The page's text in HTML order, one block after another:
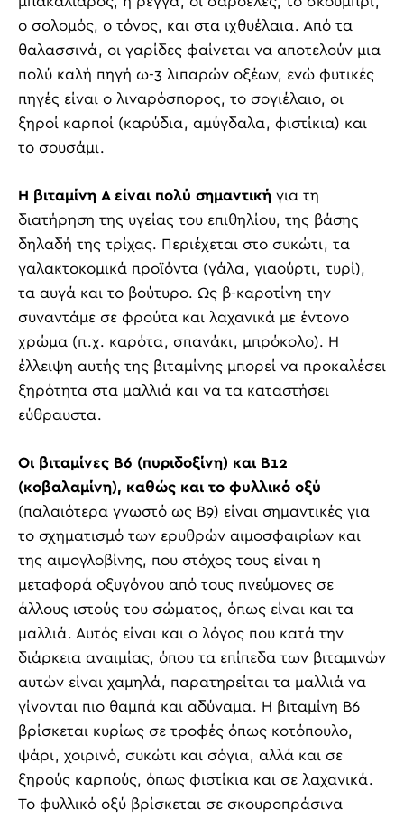
ο σολομός, ο τόνος, και στα ιχθυέλαια. Από τα
θαλασσινά, οι γαρίδες φαίνεται να αποτελούν μια
πολύ καλή πηγή ω-3 λιπαρών οξέων, ενώ φυτικές
πηγές είναι ο λιναρόσπορος, το σογιέλαιο, οι
ξηροί καρποί (καρύδια, αμύγδαλα, φιστίκια) και
το σουσάμι.
H βιταμίνη A είναι πολύ σημαντική για τη
διατήρηση της υγείας του επιθηλίου, της βάσης
δηλαδή της τρίχας. Περιέχεται στο συκώτι, τα
γαλακτοκομικά προϊόντα (γάλα, γιαούρτι, τυρί),
τα αυγά και το βούτυρο. Ως β-καροτίνη την
συναντάμε σε φρούτα και λαχανικά με έντονο
χρώμα (π.χ. καρότα, σπανάκι, μπρόκολο). H
έλλειψη αυτής της βιταμίνης μπορεί να προκαλέσει
ξηρότητα στα μαλλιά και να τα καταστήσει
εύθραυστα.
Οι βιταμίνες Β6 (πυριδοξίνη) και Β12
(κοβαλαμίνη), καθώς και το φυλλικό οξύ
(παλαιότερα γνωστό ως B9) είναι σημαντικές για
το σχηματισμό των ερυθρών αιμοσφαιρίων και
της αιμογλοβίνης, που στόχος τους είναι η
μεταφορά οξυγόνου από τους πνεύμονες σε
άλλους ιστούς του σώματος, όπως είναι και τα
μαλλιά. Αυτός είναι και ο λόγος που κατά την
διάρκεια αναιμίας, όπου τα επίπεδα των βιταμινών
αυτών είναι χαμηλά, παρατηρείται τα μαλλιά να
γίνονται πιο θαμπά και αδύναμα. Η βιταμίνη Β6
βρίσκεται κυρίως σε τροφές όπως κοτόπουλο,
ψάρι, χοιρινό, συκώτι και σόγια, αλλά και σε
ξηρούς καρπούς, όπως φιστίκια και σε λαχανικά.
Το φυλλικό οξύ βρίσκεται σε σκουροπράσινα